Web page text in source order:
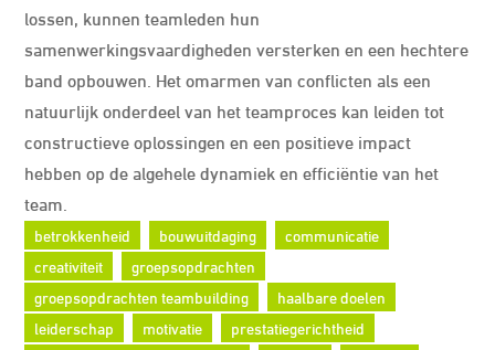
lossen, kunnen teamleden hun
samenwerkingsvaardigheden versterken en een hechtere
band opbouwen. Het omarmen van conflicten als een
natuurlijk onderdeel van het teamproces kan leiden tot
constructieve oplossingen en een positieve impact
hebben op de algehele dynamiek en efficiëntie van het
team.
betrokkenheid bouwuitdaging
communicatie
creativiteit
groepsopdrachten
groepsopdrachten teambuilding
haalbare doelen
leiderschap
motivatie
prestatiegerichtheid